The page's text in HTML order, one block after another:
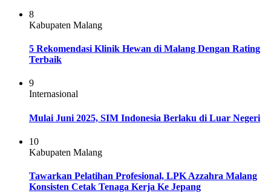
8
Kabupaten Malang
5 Rekomendasi Klinik Hewan di Malang Dengan Rating
Terbaik
9
Internasional
Mulai Juni 2025, SIM Indonesia Berlaku di Luar Negeri
10
Kabupaten Malang
Tawarkan Pelatihan Profesional, LPK Azzahra Malang
Konsisten Cetak Tenaga Kerja Ke Jepang